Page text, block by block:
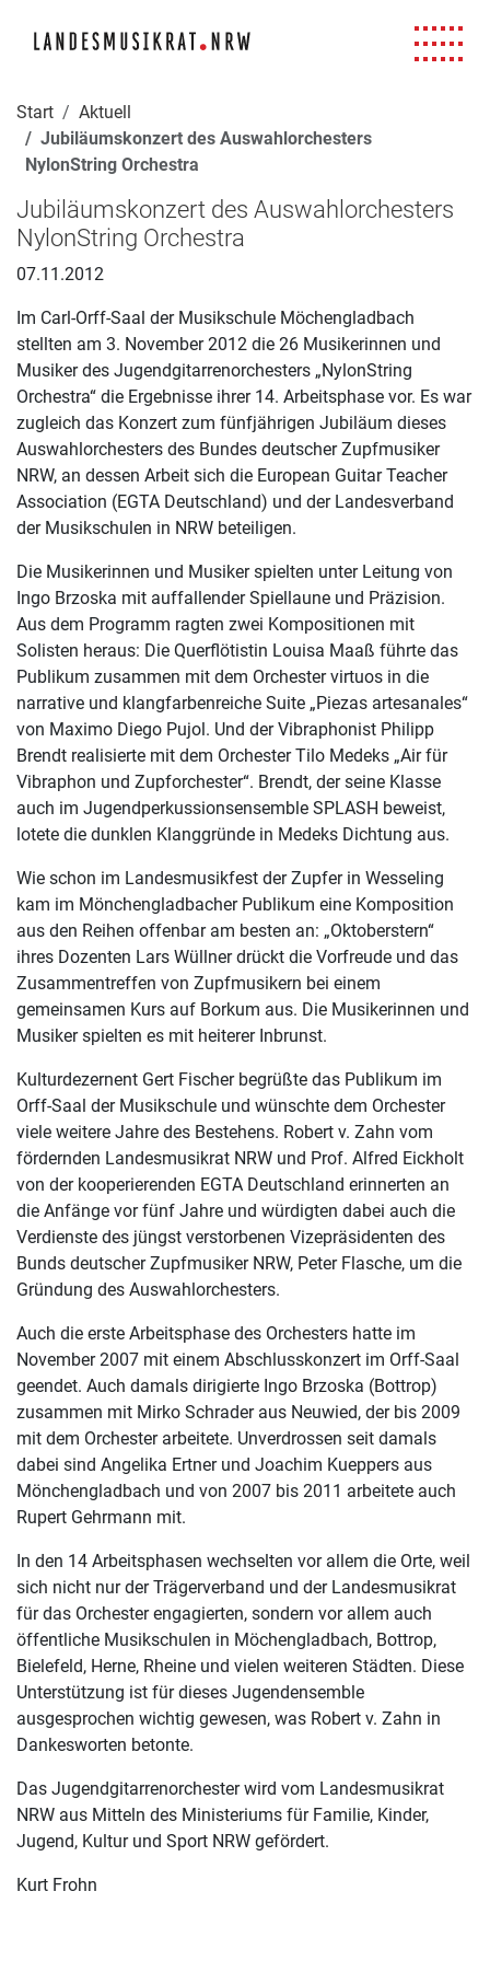
Start
Aktuell
Jubiläumskonzert des Auswahlorchesters
NylonString Orchestra
Jubiläumskonzert des Auswahlorchesters
NylonString Orchestra
07.11.2012
Im Carl-Orff-Saal der Musikschule Möchengladbach
stellten am 3. November 2012 die 26 Musikerinnen und
Musiker des Jugendgitarrenorchesters „NylonString
Orchestra“ die Ergebnisse ihrer 14. Arbeitsphase vor. Es war
zugleich das Konzert zum fünfjährigen Jubiläum dieses
Auswahlorchesters des Bundes deutscher Zupfmusiker
NRW, an dessen Arbeit sich die European Guitar Teacher
Association (EGTA Deutschland) und der Landesverband
der Musikschulen in NRW beteiligen.
Die Musikerinnen und Musiker spielten unter Leitung von
Ingo Brzoska mit auffallender Spiellaune und Präzision.
Aus dem Programm ragten zwei Kompositionen mit
Solisten heraus: Die Querflötistin Louisa Maaß führte das
Publikum zusammen mit dem Orchester virtuos in die
narrative und klangfarbenreiche Suite „Piezas artesanales“
von Maximo Diego Pujol. Und der Vibraphonist Philipp
Brendt realisierte mit dem Orchester Tilo Medeks „Air für
Vibraphon und Zupforchester“. Brendt, der seine Klasse
auch im Jugendperkussionsensemble SPLASH beweist,
lotete die dunklen Klanggründe in Medeks Dichtung aus.
Wie schon im Landesmusikfest der Zupfer in Wesseling
kam im Mönchengladbacher Publikum eine Komposition
aus den Reihen offenbar am besten an: „Oktoberstern“
ihres Dozenten Lars Wüllner drückt die Vorfreude und das
Zusammentreffen von Zupfmusikern bei einem
gemeinsamen Kurs auf Borkum aus. Die Musikerinnen und
Musiker spielten es mit heiterer Inbrunst.
Kulturdezernent Gert Fischer begrüßte das Publikum im
Orff-Saal der Musikschule und wünschte dem Orchester
viele weitere Jahre des Bestehens. Robert v. Zahn vom
fördernden Landesmusikrat NRW und Prof. Alfred Eickholt
von der kooperierenden EGTA Deutschland erinnerten an
die Anfänge vor fünf Jahre und würdigten dabei auch die
Verdienste des jüngst verstorbenen Vizepräsidenten des
Bunds deutscher Zupfmusiker NRW, Peter Flasche, um die
Gründung des Auswahlorchesters.
Auch die erste Arbeitsphase des Orchesters hatte im
November 2007 mit einem Abschlusskonzert im Orff-Saal
geendet. Auch damals dirigierte Ingo Brzoska (Bottrop)
zusammen mit Mirko Schrader aus Neuwied, der bis 2009
mit dem Orchester arbeitete. Unverdrossen seit damals
dabei sind Angelika Ertner und Joachim Kueppers aus
Mönchengladbach und von 2007 bis 2011 arbeitete auch
Rupert Gehrmann mit.
In den 14 Arbeitsphasen wechselten vor allem die Orte, weil
sich nicht nur der Trägerverband und der Landesmusikrat
für das Orchester engagierten, sondern vor allem auch
öffentliche Musikschulen in Möchengladbach, Bottrop,
Bielefeld, Herne, Rheine und vielen weiteren Städten. Diese
Unterstützung ist für dieses Jugendensemble
ausgesprochen wichtig gewesen, was Robert v. Zahn in
Dankesworten betonte.
Das Jugendgitarrenorchester wird vom Landesmusikrat
NRW aus Mitteln des Ministeriums für Familie, Kinder,
Jugend, Kultur und Sport NRW gefördert.
Kurt Frohn